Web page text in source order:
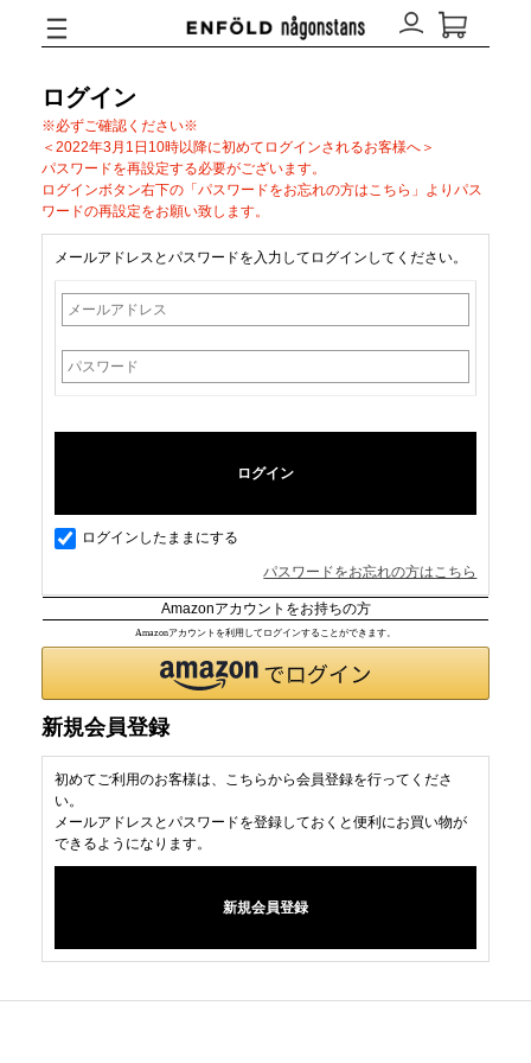
ログイン
※必ずご確認ください※
＜2022年3月1日10時以降に初めてログインされるお客様へ＞
パスワードを再設定する必要がございます。
ログインボタン右下の「パスワードをお忘れの方はこちら」よりパス
ワードの再設定をお願い致します。
メールアドレスとパスワードを入力してログインしてください。
ログインしたままにする
パスワードをお忘れの方はこちら
Amazonアカウントをお持ちの方
Amazonアカウントを利用してログインすることができます。
新規会員登録
初めてご利用のお客様は、こちらから会員登録を行ってくださ
い。
メールアドレスとパスワードを登録しておくと便利にお買い物が
できるようになります。